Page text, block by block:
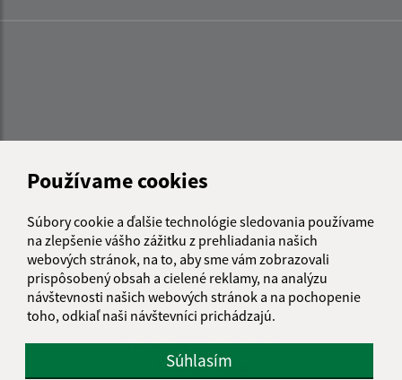
Používame cookies
Súbory cookie a ďalšie technológie sledovania používame
na zlepšenie vášho zážitku z prehliadania našich
webových stránok, na to, aby sme vám zobrazovali
prispôsobený obsah a cielené reklamy, na analýzu
návštevnosti našich webových stránok a na pochopenie
toho, odkiaľ naši návštevníci prichádzajú.
Súhlasím
Informácie o stránke:
Vyhlásenie o prístupnosti
Autorské práva